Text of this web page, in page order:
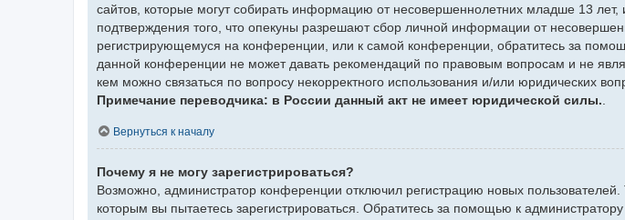
сайтов, которые могут собирать информацию от несовершеннолетних младше 13
подтверждения того, что опекуны разрешают сбор личной информации от
регистрирующемуся на конференции, или к самой конференции, обратитесь за
данной конференции не может давать рекомендаций по правовым вопросам и не
кем можно связаться по вопросу некорректного использования и/или юридических
Примечание переводчика: в России данный акт не имеет юридической силы.
Вернуться к началу
Почему я не могу зарегистрироваться?
Возможно, администратор конференции отключил регистрацию новых
которым вы пытаетесь зарегистрироваться. Обратитесь за помощью к